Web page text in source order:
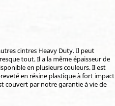
cintres Heavy Duty. Il peut
tout. Il a la même épaisseur de
en plusieurs couleurs. Il est
en résine plastique à fort impact
couvert par notre garantie à vie de